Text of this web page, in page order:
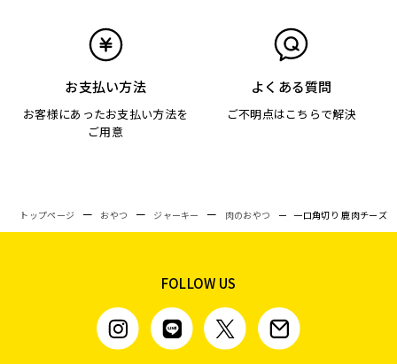
お支払い方法
お客様にあったお支払い方法を
ご用意
よくある質問
ご不明点はこちらで解決
トップページ おやつ ジャーキー 肉のおやつ 一口角切り 鹿肉チーズ
FOLLOW US